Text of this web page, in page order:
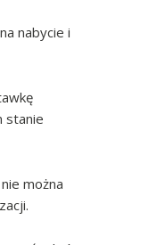
nabycie i
stanie
można